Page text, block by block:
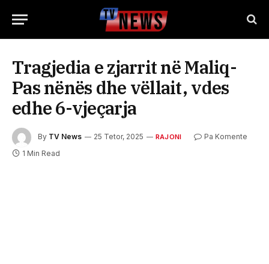
Tragjedia e zjarrit në Maliq-
Pas nënës dhe vëllait, vdes
edhe 6-vjeçarja
By TV News 25 Tetor, 2025 RAJONI
Pa Komente
1 Min Read